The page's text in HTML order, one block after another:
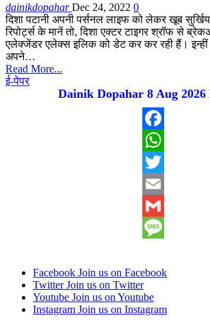
dainikdopaharDec 24, 2022 0
दिशा पटानी अपनी पर्सनल लाइफ को लेकर खूब
रिपोर्ट्स के मानें तो, दिशा एक्टर टाइगर श्रॉफ से
एलेक्जेंडर एलेक्स इलिक को डेट कर कर रही हैं। इन्हीं
अपने…
Read More...
ई-पेपर
Dainik Dopahar 8 Aug 2026
Facebook
WhatsApp
Twitter
Email
Gmail
Facebook Join us on Facebook
Twitter Join us on Twitter
Youtube Join us on Youtube
Instagram Join us on Instagram